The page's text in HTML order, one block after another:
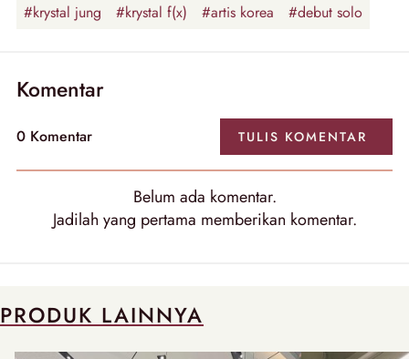
#krystal jung #krystal f(x) #artis korea #debut solo
Komentar
0 Komentar TULIS KOMENTAR
Belum ada komentar.
Jadilah yang pertama memberikan komentar.
PRODUK LAINNYA